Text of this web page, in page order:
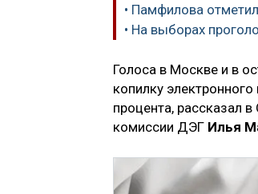
• Памфилова
• На выборах
Голоса в Москве и в
копилку
процента, рассказал
комиссии ДЭГ Илья